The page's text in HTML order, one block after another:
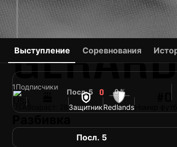
1Подписчики
USA ЗащитникRedlands
#0
Выступление Соревнования
Посл. 5 0 0 %
Посл. 5